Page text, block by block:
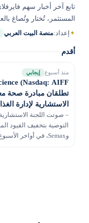
تابع آخر أخبار سهم
المستثمر، تُختار وتُصاغ
✦إعداد:منصة البيت العربي
أقدم
منذ أسبوع إيجابي
تطلقان مبادرة صحة
الاستشارية لإدارة
أوسع إلى الببتيدات
– صوتت اللجنة الاستشارية
وSemax، في أواخر الأسبوع الماضي –